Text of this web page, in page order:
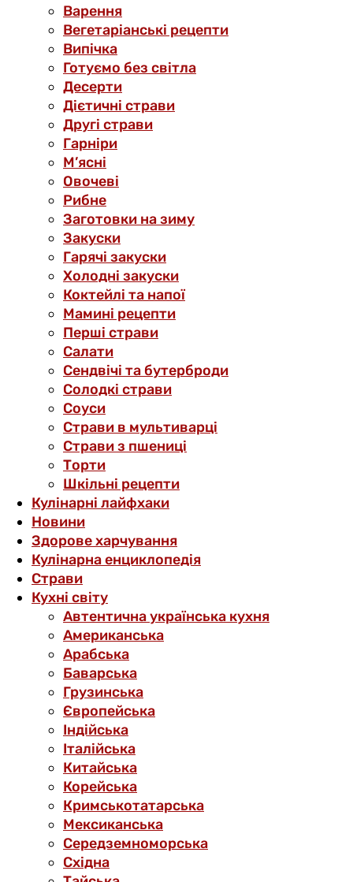
Варення
Вегетаріанські рецепти
Випічка
Готуємо без світла
Десерти
Дієтичні страви
Другі страви
Гарніри
М’ясні
Овочеві
Рибне
Заготовки на зиму
Закуски
Гарячі закуски
Холодні закуски
Коктейлі та напої
Мамині рецепти
Перші страви
Салати
Сендвічі та бутерброди
Солодкі страви
Соуси
Страви в мультиварці
Страви з пшениці
Торти
Шкільні рецепти
Кулінарні лайфхаки
Новини
Здорове харчування
Кулінарна енциклопедія
Страви
Кухні світу
Автентична українська кухня
Американська
Арабська
Баварська
Грузинська
Європейська
Індійська
Італійська
Китайська
Корейська
Кримськотатарська
Мексиканська
Середземноморська
Східна